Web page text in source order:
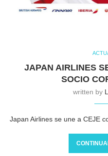
JAPAN AIRLINES
SOCIO
written by
Japan Airlines se une a CEJE